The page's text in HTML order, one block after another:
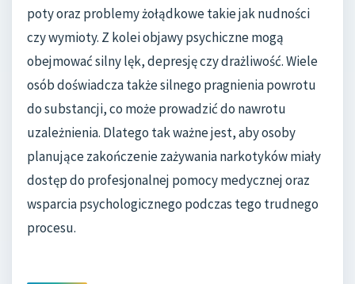
poty oraz problemy żołądkowe takie jak nudności
czy wymioty. Z kolei objawy psychiczne mogą
obejmować silny lęk, depresję czy drażliwość. Wiele
osób doświadcza także silnego pragnienia powrotu
do substancji, co może prowadzić do nawrotu
uzależnienia. Dlatego tak ważne jest, aby osoby
planujące zakończenie zażywania narkotyków miały
dostęp do profesjonalnej pomocy medycznej oraz
wsparcia psychologicznego podczas tego trudnego
procesu.